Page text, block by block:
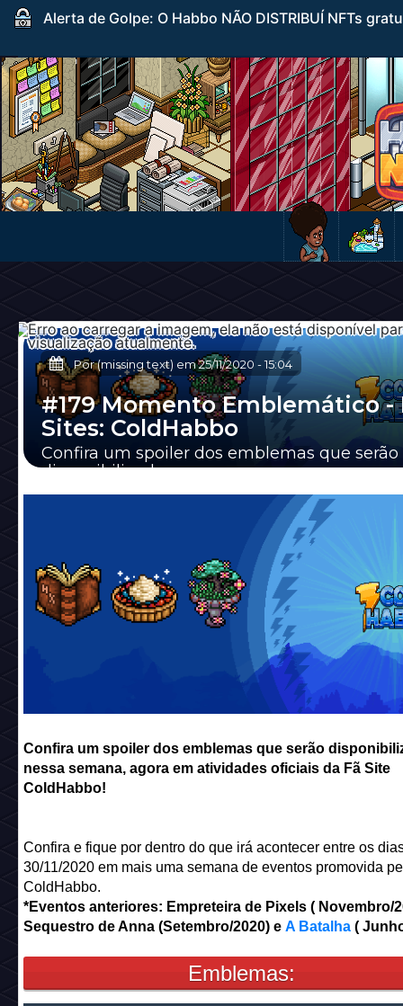
Alerta de Golpe: O Habbo NÃO DISTRIBUÍ NFTs
Por (missing text) em25/11/2020 -15:04
#179 Momento Emblemático -
Sites: ColdHabbo
Confira um spoiler dos emblemas que serão
disponibilizados nessa semana, agora em
Confira um spoiler dos emblemas que serão
nessa semana, agora em atividades oficiais da Fã Site
ColdHabbo!
Confira e fique por dentro do que irá acontecer entre os
30/11/2020 em mais uma semana de eventos promovida
ColdHabbo.
*Eventos anteriores: Empreteira de Pixels ( Novembro/
Sequestro de Anna (Setembro/2020) e A Batalha(
Emblemas: